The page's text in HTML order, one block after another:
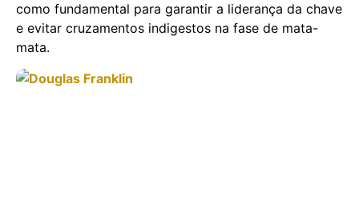
como fundamental para garantir a liderança da chave
e evitar cruzamentos indigestos na fase de mata-
mata.